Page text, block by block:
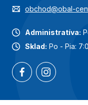
obchod@obal-
Administratíva:
Sklad: Po - Pia: